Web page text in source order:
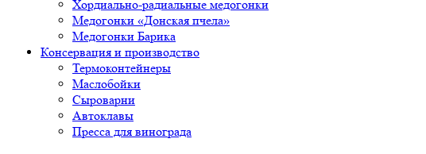
Хордиально-радиальные медогонки
Медогонки «Донская пчела»
Медогонки Барика
Консервация и производство
Термоконтейнеры
Маслобойки
Сыроварни
Автоклавы
Пресса для винограда